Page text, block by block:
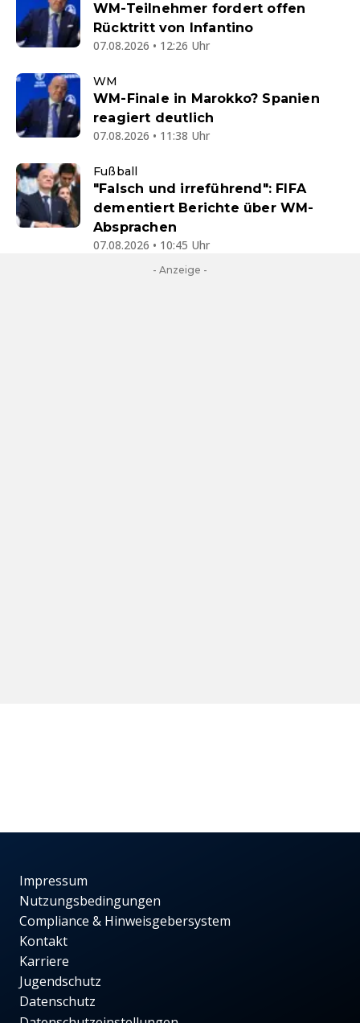
WM-Teilnehmer fordert offen
Rücktritt von Infantino
07.08.2026 • 12:26 Uhr
WM
WM-Finale in Marokko? Spanien
reagiert deutlich
07.08.2026 • 11:38 Uhr
Fußball
"Falsch und irreführend": FIFA
dementiert Berichte über WM-
Absprachen
07.08.2026 • 10:45 Uhr
- Anzeige -
Impressum
Nutzungsbedingungen
Compliance & Hinweisgebersystem
Kontakt
Karriere
Jugendschutz
Datenschutz